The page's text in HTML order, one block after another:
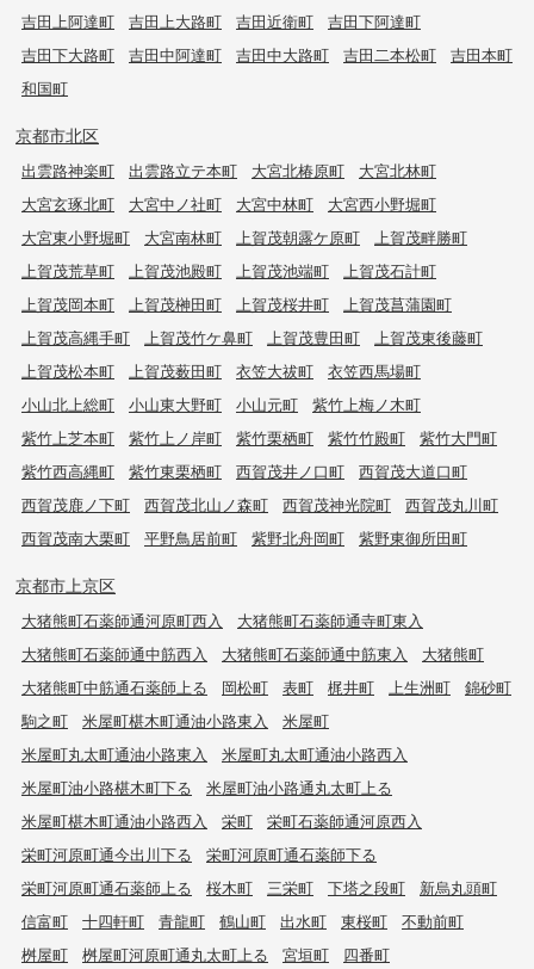
吉田上阿達町
吉田上大路町 吉田近衛町
吉田下阿達町
吉田下大路町
吉田中阿達町 吉田中大路町 吉田二本松町
吉田本町
和国町
京都市北区
出雲路神楽町 出雲路立テ本町 大宮北椿原町
大宮北林町
大宮玄琢北町
大宮中ノ社町 大宮中林町
大宮西小野堀町
大宮東小野堀町
大宮南林町 上賀茂朝露ケ原町
上賀茂畔勝町
上賀茂荒草町
上賀茂池殿町 上賀茂池端町
上賀茂石計町
上賀茂岡本町
上賀茂榊田町 上賀茂桜井町
上賀茂菖蒲園町
上賀茂高縄手町
上賀茂竹ケ鼻町 上賀茂豊田町
上賀茂東後藤町
上賀茂松本町
上賀茂薮田町 衣笠大祓町
衣笠西馬場町
小山北上総町
小山東大野町 小山元町
紫竹上梅ノ木町
紫竹上芝本町
紫竹上ノ岸町 紫竹栗栖町 紫竹竹殿町
紫竹大門町
紫竹西高縄町
紫竹東栗栖町 西賀茂井ノ口町
西賀茂大道口町
西賀茂鹿ノ下町
西賀茂北山ノ森町 西賀茂神光院町
西賀茂丸川町
西賀茂南大栗町
平野鳥居前町 紫野北舟岡町 紫野東御所田町
京都市上京区
大猪熊町石薬師通河原町西入
大猪熊町石薬師通寺町東入
大猪熊町石薬師通中筋西入
大猪熊町石薬師通中筋東入
大猪熊町
大猪熊町中筋通石薬師上る
岡松町 表町 梶井町 上生洲町
錦砂町
駒之町
米屋町椹木町通油小路東入
米屋町
米屋町丸太町通油小路東入
米屋町丸太町通油小路西入
米屋町油小路椹木町下る
米屋町油小路通丸太町上る
米屋町椹木町通油小路西入
栄町
栄町石薬師通河原西入
栄町河原町通今出川下る
栄町河原町通石薬師下る
栄町河原町通石薬師上る
桜木町 三栄町 下塔之段町
新烏丸頭町
信富町
十四軒町 青龍町 鶴山町 出水町 東桜町
不動前町
桝屋町
桝屋町河原町通丸太町上る 宮垣町 四番町